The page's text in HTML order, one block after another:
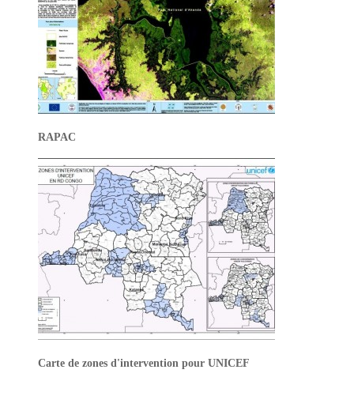
RAPAC
Carte de zones d'intervention pour UNICEF